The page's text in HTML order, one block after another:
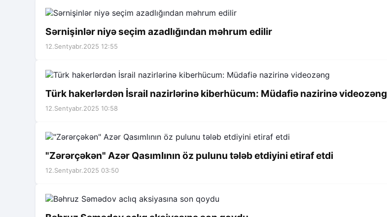
Sərnişinlər niyə seçim azadlığından məhrum edilir
12.Sentyabr.2025 12:55
Türk hakerlərdən İsrail nazirlərinə kiberhücum: Müdafiə nazirinə videozəng
12.Sentyabr.2025 10:58
"Zərərçəkən" Azər Qasımlının öz pulunu tələb etdiyini etiraf etdi
12.Sentyabr.2025 03:50